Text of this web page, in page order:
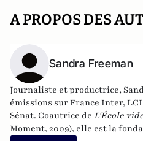
A PROPOS DES
Sandra Freeman
Journaliste et productrice,
émissions sur France Inter,
Sénat. Coautrice de L'École
Moment, 2009), elle est la